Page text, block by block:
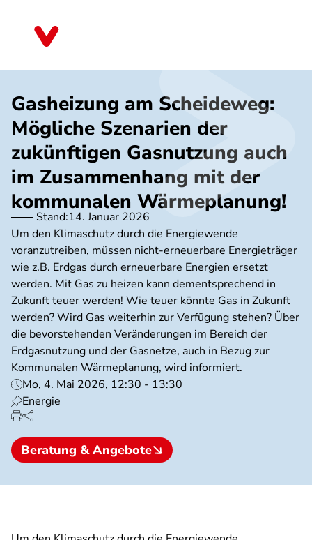
Gasheizung am Scheideweg:
Mögliche Szenarien der
zukünftigen Gasnutzung auch
im Zusammenhang mit der
kommunalen Wärmeplanung!
Stand:14. Januar 2026
Um den Klimaschutz durch die Energiewende
voranzutreiben, müssen nicht-erneuerbare Energieträger
wie z.B. Erdgas durch erneuerbare Energien ersetzt
werden. Mit Gas zu heizen kann dementsprechend in
Zukunft teuer werden! Wie teuer könnte Gas in Zukunft
werden? Wird Gas weiterhin zur Verfügung stehen? Über
die bevorstehenden Veränderungen im Bereich der
Erdgasnutzung und der Gasnetze, auch in Bezug zur
Kommunalen Wärmeplanung, wird informiert.
Mo, 4. Mai 2026, 12:30 - 13:30
Energie
Beratung & Angebote